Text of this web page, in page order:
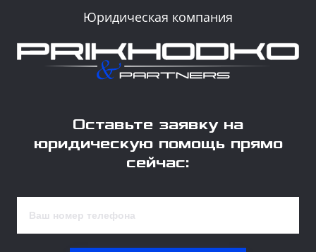
Юридическая компания
Оставьте заявку на
юридическую помощь прямо
сейчас: